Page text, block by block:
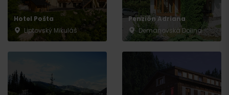
Hotel Pošta
Liptovský Mikuláš
Penzión Adriana
Demänovská Dolina